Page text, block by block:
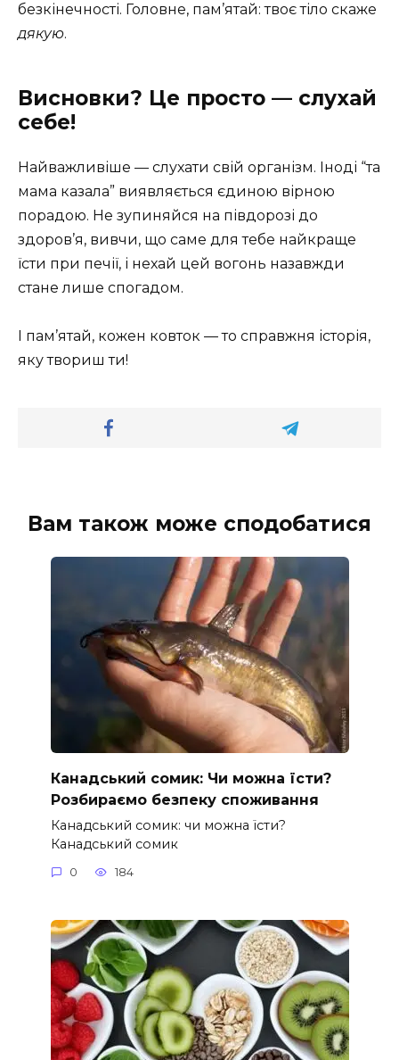
безкінечності. Головне, пам’ятай: твоє тіло скаже
дякую.
Висновки? Це просто — слухай
себе!
Найважливіше — слухати свій організм. Іноді “та
мама казала” виявляється єдиною вірною
порадою. Не зупиняйся на півдорозі до
здоров’я, вивчи, що саме для тебе найкраще
їсти при печії, і нехай цей вогонь назавжди
стане лише спогадом.
І пам’ятай, кожен ковток — то справжня історія,
яку твориш ти!
Вам також може сподобатися
Канадський сомик: Чи можна їсти?
Розбираємо безпеку споживання
Канадський сомик: чи можна їсти?
Канадський сомик
0 184